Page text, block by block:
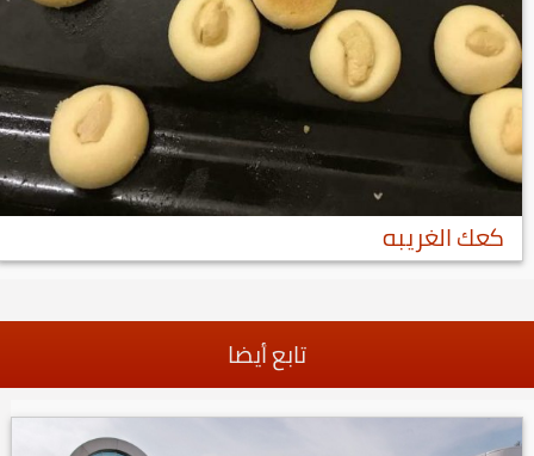
كعك الغريبه
تابع أيضا